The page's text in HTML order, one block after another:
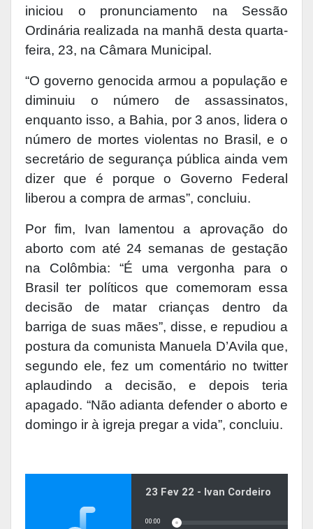
iniciou o pronunciamento na Sessão
Ordinária realizada na manhã desta quarta-
feira, 23, na Câmara Municipal.
“O governo genocida armou a população e
diminuiu o número de assassinatos,
enquanto isso, a Bahia, por 3 anos, lidera o
número de mortes violentas no Brasil, e o
secretário de segurança pública ainda vem
dizer que é porque o Governo Federal
liberou a compra de armas”, concluiu.
Por fim, Ivan lamentou a aprovação do
aborto com até 24 semanas de gestação
na Colômbia: “É uma vergonha para o
Brasil ter políticos que comemoram essa
decisão de matar crianças dentro da
barriga de suas mães”, disse, e repudiou a
postura da comunista Manuela D’Avila que,
segundo ele, fez um comentário no twitter
aplaudindo a decisão, e depois teria
apagado. “Não adianta defender o aborto e
domingo ir à igreja pregar a vida”, concluiu.